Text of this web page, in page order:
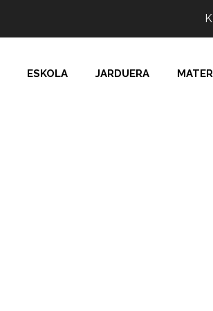
ESKOLA JARDUERA